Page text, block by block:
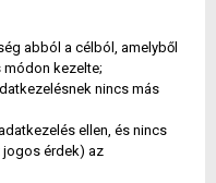
abból a célból, amelyből
kezelte;
nincs más
ellen, és nincs
jogos érdek) az